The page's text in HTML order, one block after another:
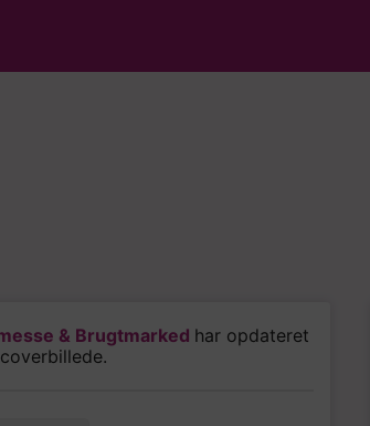
& Brugtmarked har opdateret